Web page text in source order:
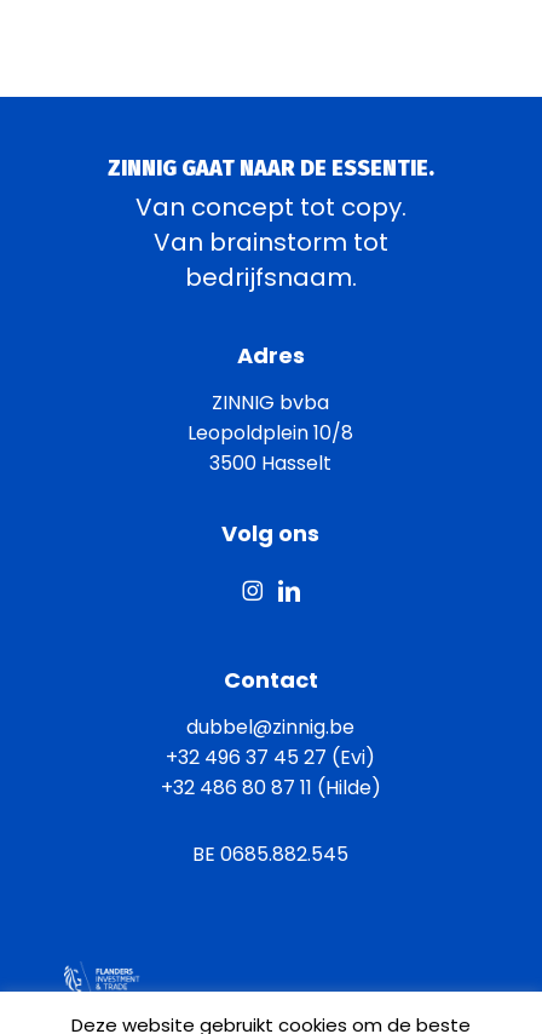
ZINNIG GAAT NAAR DE ESSENTIE.
Van concept tot copy.
Van brainstorm tot
bedrijfsnaam.
Adres
ZINNIG bvba
Leopoldplein 10/8
3500 Hasselt
Volg ons
Contact
dubbel@zinnig.be
+32 496 37 45 27 (Evi)
+32 486 80 87 11 (Hilde)
BE 0685.882.545
Algemene voorwaarden
Deze website gebruikt cookies om de beste